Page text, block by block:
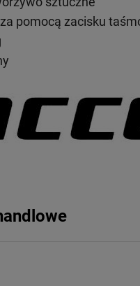
pomocą zacisku